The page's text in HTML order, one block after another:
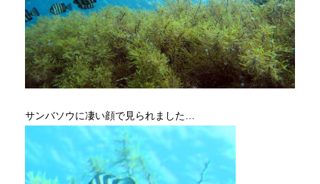
サンバソウに凄い顔で見られました…